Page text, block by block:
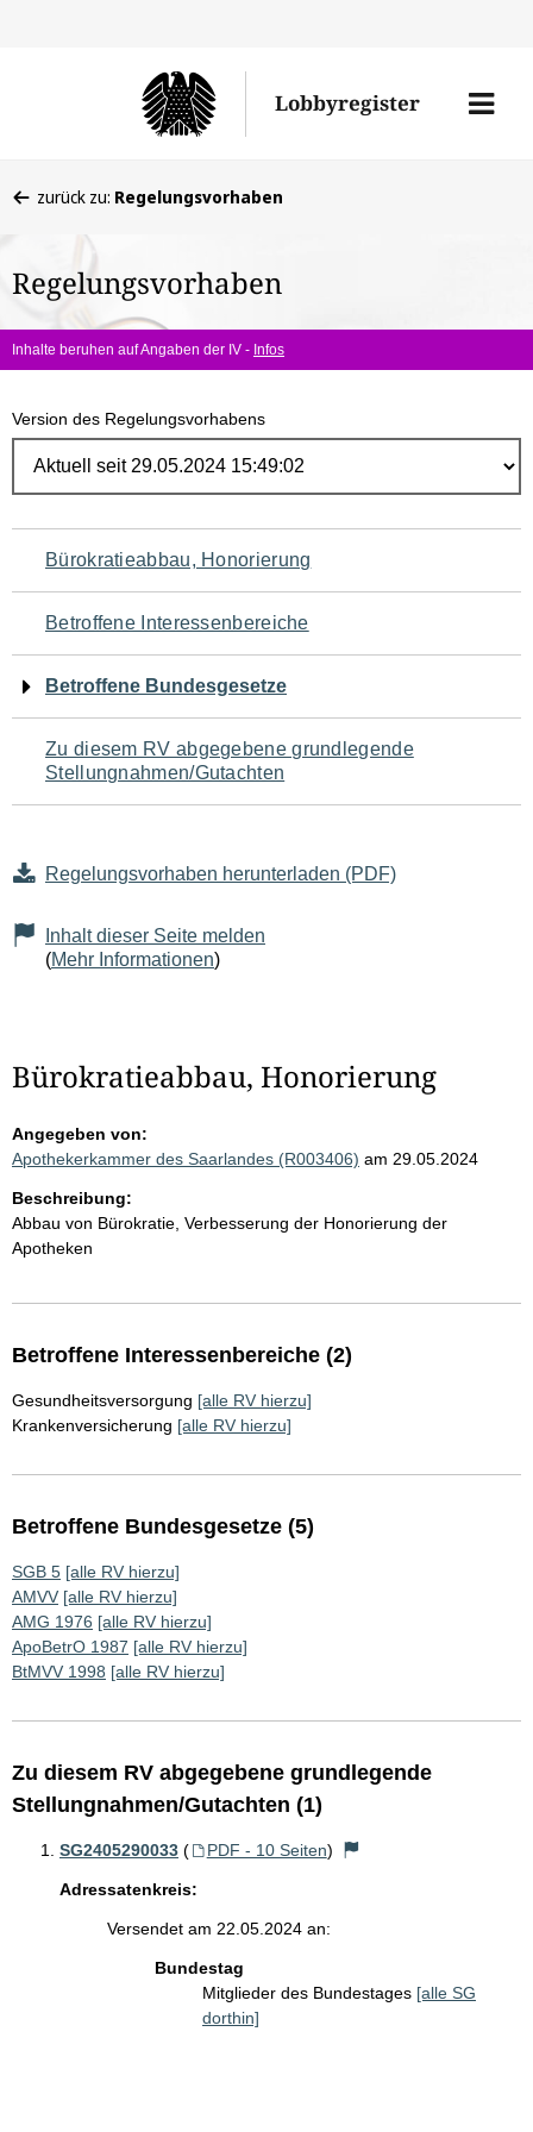
Lobbyregister
Menü
befinden
hier:
zurück zu: Regelungsvorhaben
Regelungsvorhaben
Inhalte beruhen auf Angaben der IV - Infos
Version des Regelungsvorhabens
Navigation
für
den
Seiteninhalt
Bürokratieabbau, Honorierung
Betroffene Interessenbereiche
Betroffene Bundesgesetze
Zu diesem RV abgegebene grundlegende
Stellungnahmen/Gutachten
Regelungsvorhaben herunterladen (PDF)
Inhalt dieser Seite melden
(Mehr Informationen)
Bürokratieabbau, Honorierung
Angegeben von:
Apothekerkammer des Saarlandes (R003406) am 29.05.2024
Beschreibung:
Abbau von Bürokratie, Verbesserung der Honorierung der
Apotheken
Betroffene Interessenbereiche (2)
Gesundheitsversorgung [alle RV hierzu]
Krankenversicherung [alle RV hierzu]
Betroffene Bundesgesetze (5)
SGB 5 [alle RV hierzu]
AMVV [alle RV hierzu]
AMG 1976 [alle RV hierzu]
ApoBetrO 1987 [alle RV hierzu]
BtMVV 1998 [alle RV hierzu]
Zu diesem RV abgegebene grundlegende
Stellungnahmen/Gutachten (1)
SG2405290033 ( PDF - 10 Seiten)
Adressatenkreis:
Versendet am 22.05.2024 an:
Bundestag
Mitglieder des Bundestages [alle SG
dorthin]